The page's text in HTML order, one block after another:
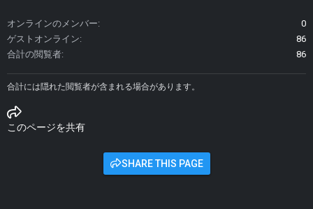
オンラインのメンバー
0
ゲストオンライン
86
合計の閲覧者
86
合計には隠れた閲覧者が含まれる場合があります。
このページを共有
SHARE THIS PAGE